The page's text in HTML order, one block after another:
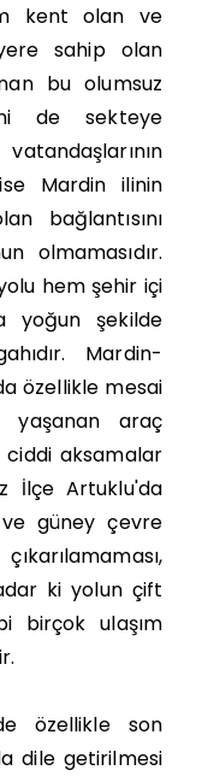
kent olan ve
sahip olan
bu olumsuz
de sekteye
Mardin ilinin
bağlantısını
olmamasıdır.
hem şehir içi
yoğun şekilde
Mardin-
özellikle mesai
yaşanan araç
ciddi aksamalar
İlçe Artuklu'da
ve güney çevre
ki yolun çift
birçok ulaşım
özellikle son
dile getirilmesi